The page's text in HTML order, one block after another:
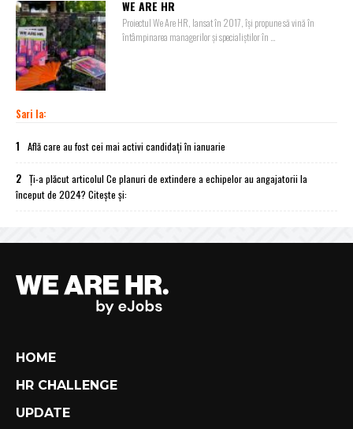
WE ARE HR
Proiectul We Are HR, lansat în 2017, își propune să vină în
întâmpinarea managerilor și specialiștilor în ...
Sari la:
1 Află care au fost cei mai activi candidați în ianuarie
2 Ți-a plăcut articolul Ce planuri de extindere a echipelor au angajatorii la
început de 2024? Citește și:
HOME
HR CHALLENGE
UPDATE